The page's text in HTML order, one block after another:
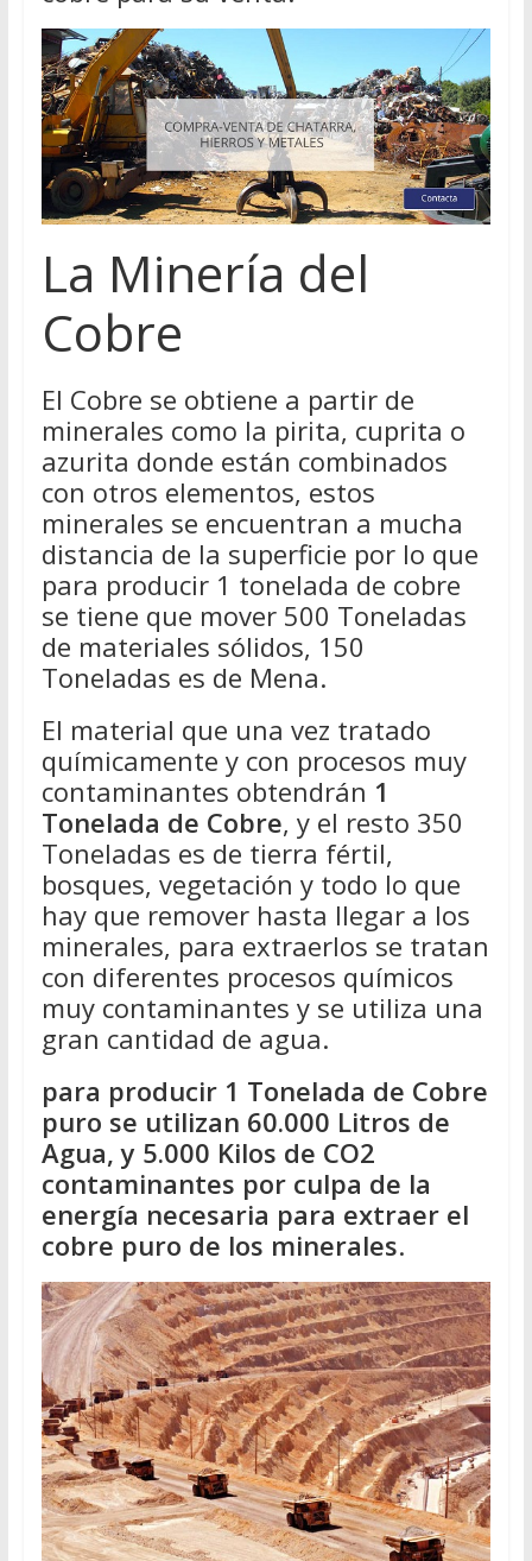
La Minería del
Cobre
El Cobre se obtiene a partir de
minerales como la pirita, cuprita o
azurita donde están combinados
con otros elementos, estos
minerales se encuentran a mucha
distancia de la superficie por lo que
para producir 1 tonelada de cobre
se tiene que mover 500 Toneladas
de materiales sólidos, 150
Toneladas es de Mena.
El material que una vez tratado
químicamente y con procesos muy
contaminantes obtendrán 1
Tonelada de Cobre, y el resto 350
Toneladas es de tierra fértil,
bosques, vegetación y todo lo que
hay que remover hasta llegar a los
minerales, para extraerlos se tratan
con diferentes procesos químicos
muy contaminantes y se utiliza una
gran cantidad de agua.
para producir 1 Tonelada de Cobre
puro se utilizan 60.000 Litros de
Agua, y 5.000 Kilos de CO2
contaminantes por culpa de la
energía necesaria para extraer el
cobre puro de los minerales.